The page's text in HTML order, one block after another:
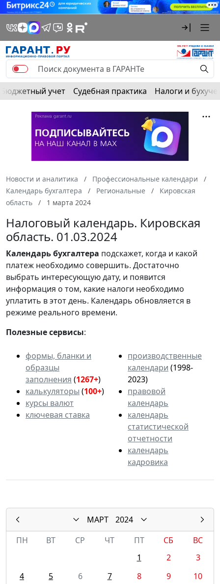
Бюджетный учет Судебная практика Налоги и
Новости и аналитика
Профессиональные календари
Календарь бухгалтера
Региональные
Кировская
область
1 марта 2024
Налоговый календарь. Кировская
область. 01.03.2024
Календарьбухгалтера подскажет, когда и какой
платеж необходимо совершить. Достаточно
выбрать интересующую дату, и появится
информация о том, какие налоги необходимо
уплатить в этот день. Календарь обновляется в
режиме реального времени.
Полезные сервисы:
формы, бланки и
образцы
заполнения (1267+)
калькуляторы (100+)
курсы валют
ключевая ставка
производственные
календари (1998-
2023)
правовой
календарь
календарь
статистической
отчетности
календарь
кадровика
МАРТ
2024
ПН
ВТ СР ЧТ ПТ СБ
ВС
1
2
3
4
5 6 7 8 9
10